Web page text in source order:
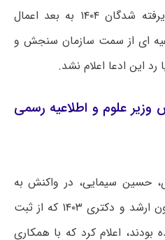
شرکت در کنکور تنها برای پذیرفته شدگان ۱۴۰۴ به بعد اعمال
ای از سمت سازمان سنجش و
این ادعا اعلام نشد.
علوم و اطلاعیه رسمی
حسین سیمایی، در واکنش به
اعتراضات پذیرفته شدگان آزمون ارشد و دکتری ۱۴۰۳ که از ثبت
محروم شده بودند، اعلام کرد که با همکاری